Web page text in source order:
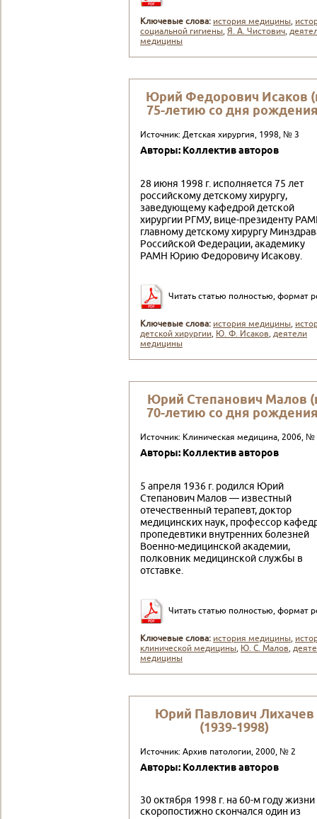
Ключевые слова: история медицины,
социальной гигиены,Я. А. Чистович,
медицины
Юрий Федорович Исаков
75-летию со дня
Источник: Детская хирургия, 1998, № 3
Авторы: Коллектив авторов
28 июня 1998 г. исполняется 75 лет
российскому детскому хи­рургу,
заведующему кафедрой детской
хирургии РГМУ, вице-пре­зиденту
главному детскому хирургу
Россий­ской Федерации, академику
РАМН Юрию Федоровичу Исакову.
Читать статью полностью, формат
Ключевые слова: история медицины,
детской хирургии, Ю. Ф. Исаков,деятели
медицины
Юрий Степанович Малов
70-летию со дня
Источник: Клиническая медицина, 2006, №
Авторы: Коллектив авторов
5 апреля 1936 г. родился Юрий
Степанович Малов — известный
отечественный терапевт, доктор
медицинских наук, профессор
пропедевтики внутренних бо­лезней
Военно-медицинской академии,
полковник ме­дицинской службы в
отставке.
Читать статью полностью, формат
Ключевые слова: история медицины,
клинической медицины, Ю. С. Малов,
медицины
Юрий Павлович Лихачев
(1939-1998)
Источник: Архив патологии, 2000, № 2
Авторы: Коллектив авторов
30 октября 1998 г. на 60-м году жизни
скоропостижно скончался один из